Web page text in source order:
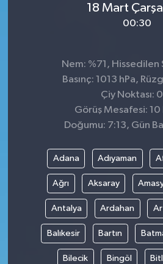
18 Mart
00:30
Nem: %71, Hissedilen
Basınç: 1013 hPa,
Çiy Noktası:
Görüş Mesafesi: 10
Doğumu: 7:13, Gün
Adana Adıyaman
Ağrı Aksaray
Antalya Ardahan
Balıkesir Bartın
Bilecik Bingöl